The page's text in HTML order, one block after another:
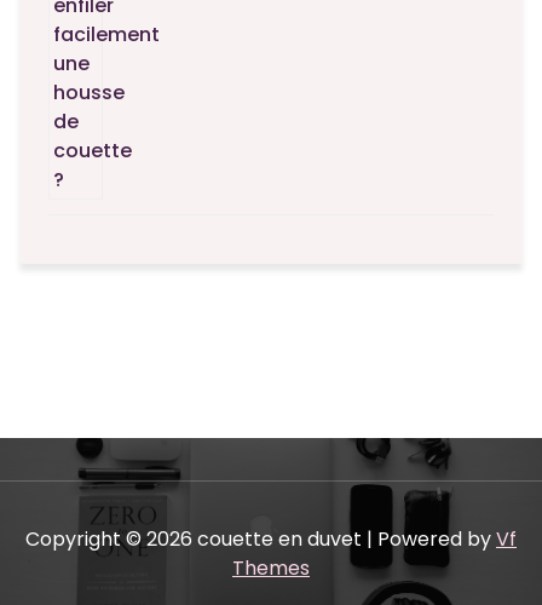
Copyright © 2026 couette en duvet | Powered byVf
Themes